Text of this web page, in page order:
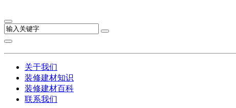
关于我们
装修建材知识
装修建材百科
联系我们